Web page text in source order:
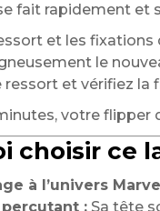
fait rapidement et
et les fixations
le
ressort et vérifiez
votre flipper
choisir ce
à l’univers
:Sa tête